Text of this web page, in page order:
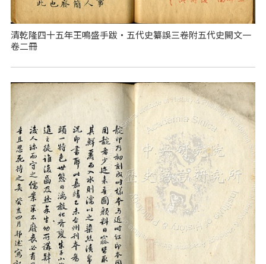
清乾隆四十五年王鳴盛手跋‧五代史纂誤三卷附五代史闕文一
卷二冊